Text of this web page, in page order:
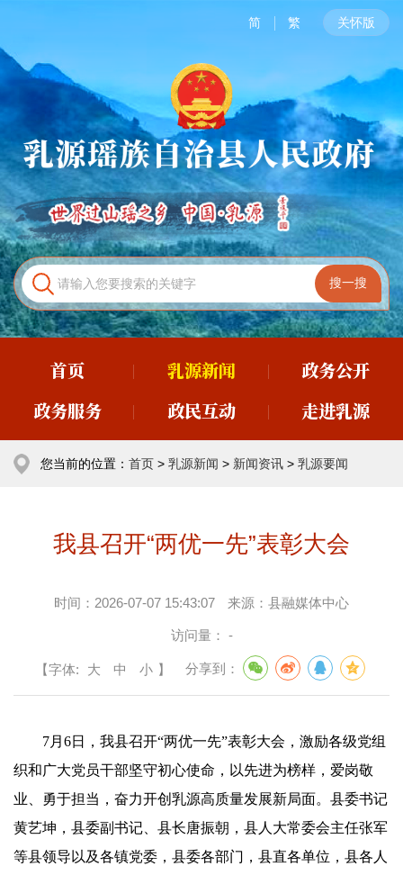
简 繁 关怀版
首页 乳源新闻
政务公开
政务服务
政民互动 走进乳源
您当前的位置： 首页 > 乳源新闻 > 新闻资讯 > 乳源要闻
我县召开“两优一先”表彰大会
时间： 2026-07-07 15:43:07 来源： 县融媒体中心
访问量： -
【字体: 大 中 小 】 分享到：
7月6日，我县召开“两优一先”表彰大会，激励各级党组
织和广大党员干部坚守初心使命，以先进为榜样，爱岗敬
业、勇于担当，奋力开创乳源高质量发展新局面。县委书记
黄艺坤，县委副书记、县长唐振朝，县人大常委会主任张军
等县领导以及各镇党委，县委各部门，县直各单位，县各人